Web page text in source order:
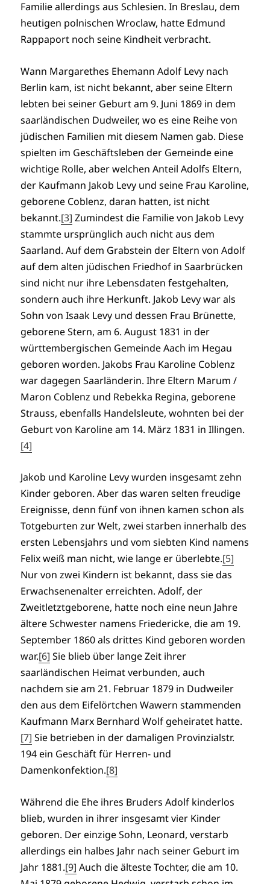
Familie allerdings aus Schlesien. In Breslau, dem
heutigen polnischen Wroclaw, hatte Edmund
Rappaport noch seine Kindheit verbracht.
Wann Margarethes Ehemann Adolf Levy nach
Berlin kam, ist nicht bekannt, aber seine Eltern
lebten bei seiner Geburt am 9. Juni 1869 in dem
saarländischen Dudweiler, wo es eine Reihe von
jüdischen Familien mit diesem Namen gab. Diese
spielten im Geschäftsleben der Gemeinde eine
wichtige Rolle, aber welchen Anteil Adolfs Eltern,
der Kaufmann Jakob Levy und seine Frau Karoline,
geborene Coblenz, daran hatten, ist nicht
bekannt.[3] Zumindest die Familie von Jakob Levy
stammte ursprünglich auch nicht aus dem
Saarland. Auf dem Grabstein der Eltern von Adolf
auf dem alten jüdischen Friedhof in Saarbrücken
sind nicht nur ihre Lebensdaten festgehalten,
sondern auch ihre Herkunft. Jakob Levy war als
Sohn von Isaak Levy und dessen Frau Brünette,
geborene Stern, am 6. August 1831 in der
württembergischen Gemeinde Aach im Hegau
geboren worden. Jakobs Frau Karoline Coblenz
war dagegen Saarländerin. Ihre Eltern Marum /
Maron Coblenz und Rebekka Regina, geborene
Strauss, ebenfalls Handelsleute, wohnten bei der
Geburt von Karoline am 14. März 1831 in Illingen.
[4]
Jakob und Karoline Levy wurden insgesamt zehn
Kinder geboren. Aber das waren selten freudige
Ereignisse, denn fünf von ihnen kamen schon als
Totgeburten zur Welt, zwei starben innerhalb des
ersten Lebensjahrs und vom siebten Kind namens
Felix weiß man nicht, wie lange er überlebte.[5]
Nur von zwei Kindern ist bekannt, dass sie das
Erwachsenenalter erreichten. Adolf, der
Zweitletztgeborene, hatte noch eine neun Jahre
ältere Schwester namens Friedericke, die am 19.
September 1860 als drittes Kind geboren worden
war.[6] Sie blieb über lange Zeit ihrer
saarländischen Heimat verbunden, auch
nachdem sie am 21. Februar 1879 in Dudweiler
den aus dem Eifelörtchen Wawern stammenden
Kaufmann Marx Bernhard Wolf geheiratet hatte.
[7] Sie betrieben in der damaligen Provinzialstr.
194 ein Geschäft für Herren- und
Damenkonfektion.[8]
Während die Ehe ihres Bruders Adolf kinderlos
blieb, wurden in ihrer insgesamt vier Kinder
geboren. Der einzige Sohn, Leonard, verstarb
allerdings ein halbes Jahr nach seiner Geburt im
Jahr 1881.[9] Auch die älteste Tochter, die am 10.